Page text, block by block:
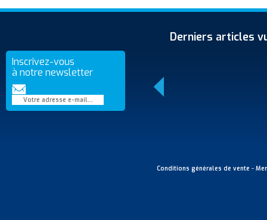
Inscrivez-vous
à notre newsletter
Derniers articles
Conditions générales de vente -